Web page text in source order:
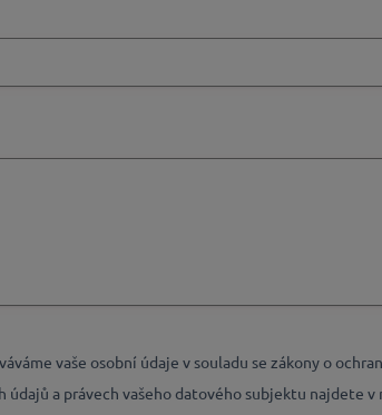
vaše osobní údaje v souladu se zákony o
a právech vašeho datového subjektu najdete v